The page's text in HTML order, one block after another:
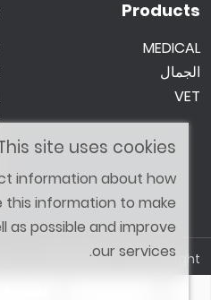
Products
MEDICAL
الجمال
VET
& MBS MED Co., Ltd. All Right
SHOPAII
site uses cookies
information about how
this information to make
as possible and improve
our services.